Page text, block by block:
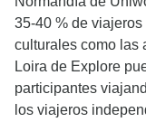
35-40 % de
culturales como las
Loira de Explore
participantes
los viajeros